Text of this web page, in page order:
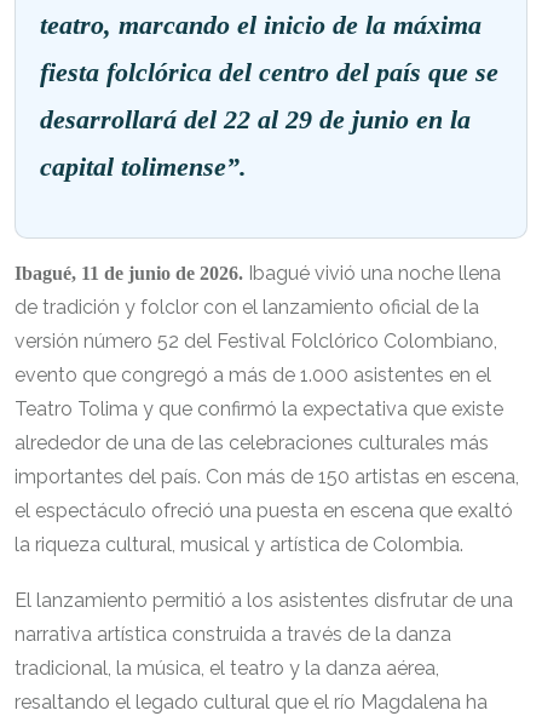
teatro, marcando el inicio de la máxima
fiesta folclórica del centro del país que se
desarrollará del 22 al 29 de junio en la
capital tolimense”.
Ibagué, 11 de junio de 2026. Ibagué vivió una noche llena
de tradición y folclor con el lanzamiento oficial de la
versión número 52 del Festival Folclórico Colombiano,
evento que congregó a más de 1.000 asistentes en el
Teatro Tolima y que confirmó la expectativa que existe
alrededor de una de las celebraciones culturales más
importantes del país. Con más de 150 artistas en escena,
el espectáculo ofreció una puesta en escena que exaltó
la riqueza cultural, musical y artística de Colombia.
El lanzamiento permitió a los asistentes disfrutar de una
narrativa artística construida a través de la danza
tradicional, la música, el teatro y la danza aérea,
resaltando el legado cultural que el río Magdalena ha